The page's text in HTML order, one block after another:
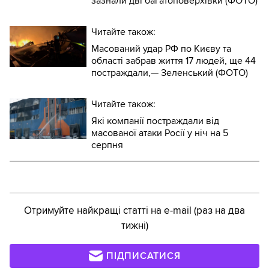
Читайте також:
Масований удар РФ по Києву та
області забрав життя 17 людей, ще 44
постраждали,— Зеленський (ФОТО)
Читайте також:
Які компанії постраждали від
масованої атаки Росії у ніч на 5
серпня
Отримуйте найкращі статті на e-mail (раз на два
тижні)
ПІДПИСАТИСЯ